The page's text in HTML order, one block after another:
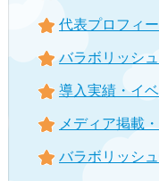
代表プロフィ
バラボリッシ
導入実績・イ
メディア掲載
バラボリッシ